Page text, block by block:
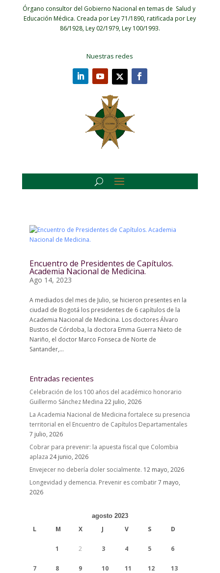
Órgano consultor del Gobierno Nacional en temas de Salud y
Educación Médica. Creada por Ley 71/1890, ratificada por Ley
86/1928, Ley 02/1979, Ley 100/1993.
Nuestras redes
Encuentro de Presidentes de Capítulos.
Academia Nacional de Medicina.
Ago 14, 2023
A mediados del mes de Julio, se hicieron presentes en la
ciudad de Bogotá los presidentes de 6 capítulos de la
Academia Nacional de Medicina. Los doctores Álvaro
Bustos de Córdoba, la doctora Emma Guerra Nieto de
Nariño, el doctor Marco Fonseca de Norte de
Santander,...
Entradas recientes
Celebración de los 100 años del académico honorario
Guillermo Sánchez Medina 22 julio, 2026
La Academia Nacional de Medicina fortalece su presencia
territorial en el Encuentro de Capítulos Departamentales
7 julio, 2026
Cobrar para prevenir: la apuesta fiscal que Colombia
aplaza 24 junio, 2026
Envejecer no debería doler socialmente. 12 mayo, 2026
Longevidad y demencia. Prevenir es combatir7 mayo,
2026
agosto 2023
L M X J V S D
1 2 3 4 5 6
7 8 9 10 11 12 13